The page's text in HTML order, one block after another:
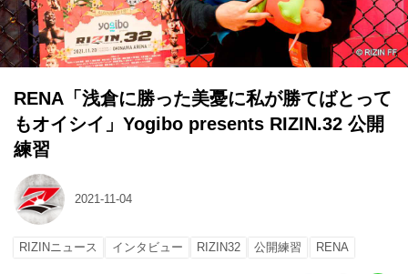
RENA「浅倉に勝った美憂に私が勝てばとって
もオイシイ」Yogibo presents RIZIN.32 公開
練習
2021-11-04
RIZINニュース インタビュー RIZIN32 公開練習 RENA